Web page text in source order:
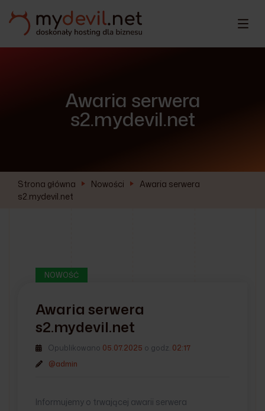
Awaria serwera
s2.mydevil.net
Strona główna Nowości
Awaria serwera
s2.mydevil.net
NOWOŚĆ
Awaria serwera
s2.mydevil.net
Opublikowano 05.07.2025 o godz. 02:17
@admin
Informujemy o trwającej awarii serwera